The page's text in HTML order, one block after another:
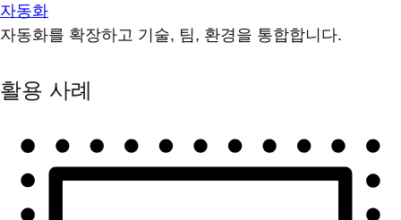
자동화
자동화를 확장하고 기술, 팀, 환경을 통합합니다.
활용 사례